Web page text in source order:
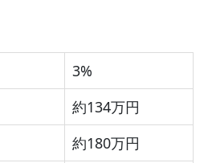
3%
約134万円
約180万円